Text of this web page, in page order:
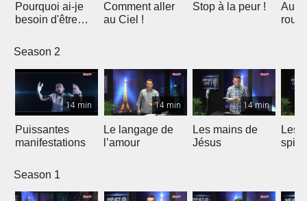
Pourquoi ai-je
besoin d'être
Comment aller
au Ciel !
Stop à la peur !
Au
Season 2
14 min
Puissantes
manifestations
14 min
Le langage de
l’amour
14 min
Les mains de
Jésus
Les
Season 1